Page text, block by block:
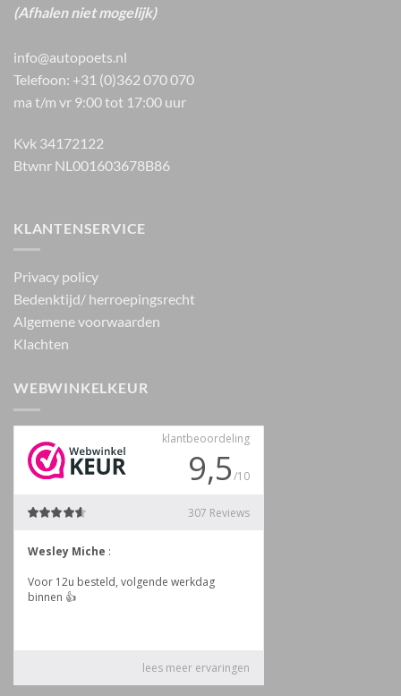
(Afhalen niet mogelijk)
info@autopoets.nl
Telefoon: +31 (0)362 070 070
ma t/m vr 9:00 tot 17:00 uur
Kvk 34172122
Btwnr NL001603678B86
KLANTENSERVICE
Privacy policy
Bedenktijd/ herroepingsrecht
Algemene voorwaarden
Klachten
WEBWINKELKEUR